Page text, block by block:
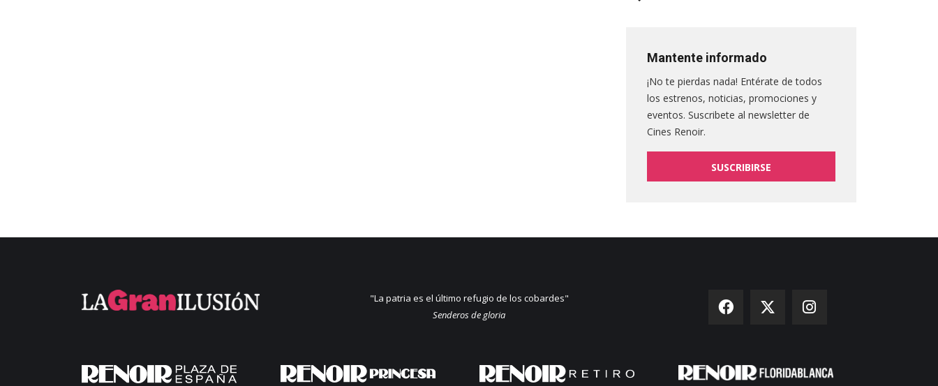
Mantente informado
¡No te pierdas nada! Entérate de todos
los estrenos, noticias, promociones y
eventos. Suscribete al newsletter de
Cines Renoir.
SUSCRIBIRSE
"La patria es el último refugio de los cobardes"
Senderos de gloria